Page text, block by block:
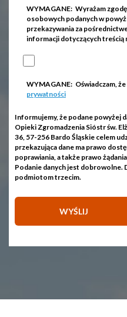
WYMAGANE: Wyrażam
osobowych podanych w
przekazywania za
informacji dotyczących treścią
WYMAGANE: Oświadczam,
prywatności
Informujemy, że podane powyżej
Opieki Zgromadzenia Sióstr św.
36, 57-256 Bardo Śląskie celem
przekazująca dane ma prawo
poprawiania, a także prawo
Podanie danych jest dobrowolne.
podmiotom trzecim.